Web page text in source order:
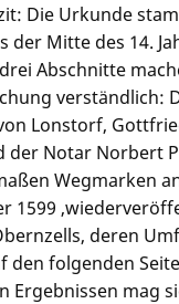
Die Urkunde
der Mitte des 14.
Abschnitte
verständlich:
Lonstorf,
der Notar Norbert
Wegmarken
1599
deren
den folgenden
Ergebnissen mag